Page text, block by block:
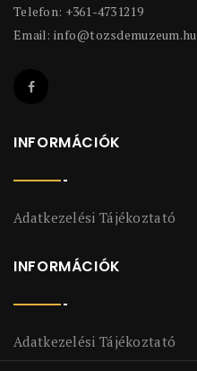
Telefon: +361-4731219
Email: info@tozsdemuzeum.hu
INFORMÁCIÓK
Adatkezelési Tájékoztató
INFORMÁCIÓK
Adatkezelési Tájékoztató